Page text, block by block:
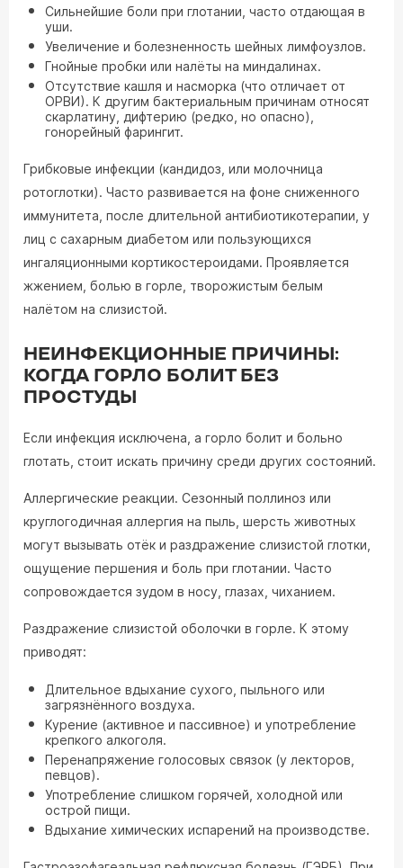
Сильнейшие боли при глотании, часто отдающая в
уши.
Увеличение и болезненность шейных лимфоузлов.
Гнойные пробки или налёты на миндалинах.
Отсутствие кашля и насморка (что отличает от
ОРВИ). К другим бактериальным причинам относят
скарлатину, дифтерию (редко, но опасно),
гонорейный фарингит.
Грибковые инфекции (кандидоз, или молочница
ротоглотки). Часто развивается на фоне сниженного
иммунитета, после длительной антибиотикотерапии, у
лиц с сахарным диабетом или пользующихся
ингаляционными кортикостероидами. Проявляется
жжением, болью в горле, творожистым белым
налётом на слизистой.
НЕИНФЕКЦИОННЫЕ ПРИЧИНЫ:
КОГДА ГОРЛО БОЛИТ БЕЗ
ПРОСТУДЫ
Если инфекция исключена, а горло болит и больно
глотать, стоит искать причину среди других состояний.
Аллергические реакции. Сезонный поллиноз или
круглогодичная аллергия на пыль, шерсть животных
могут вызывать отёк и раздражение слизистой глотки,
ощущение першения и боль при глотании. Часто
сопровождается зудом в носу, глазах, чиханием.
Раздражение слизистой оболочки в горле. К этому
приводят:
Длительное вдыхание сухого, пыльного или
загрязнённого воздуха.
Курение (активное и пассивное) и употребление
крепкого алкоголя.
Перенапряжение голосовых связок (у лекторов,
певцов).
Употребление слишком горячей, холодной или
острой пищи.
Вдыхание химических испарений на производстве.